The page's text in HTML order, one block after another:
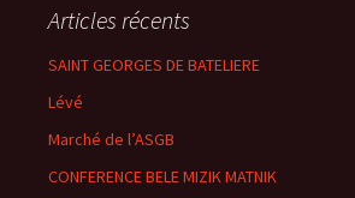
Articles récents
SAINT GEORGES DE BATELIERE
Lévé
Marché de l’ASGB
CONFERENCE BELE MIZIK MATNIK